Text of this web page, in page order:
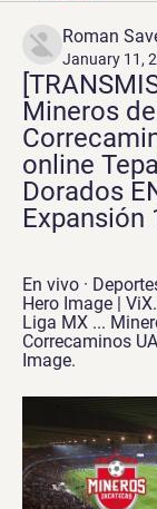
Roman
January 11,
Mineros
online
Dorados
En vivo ·
Hero Image |
Liga MX ...
Correcaminos
Image.